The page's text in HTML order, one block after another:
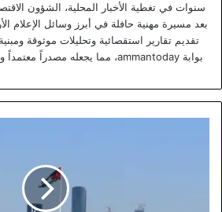
سنوات في تغطية الأخبار المحلية، الشؤون
بعد مسيرة مهنية حافلة في أبرز وسائل الإعلام
تقديم تقارير استقصائية وتحليلات موثوقة
بوابة ammantoday، مما يجعله مصدراً معتمداً وموثوقاً للمعلومات الدقيقة.